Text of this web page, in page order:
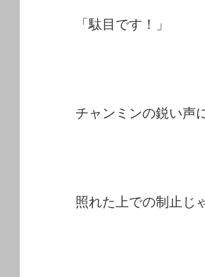
「駄目です！」
チャンミンの鋭い声
照れた上での制止じ